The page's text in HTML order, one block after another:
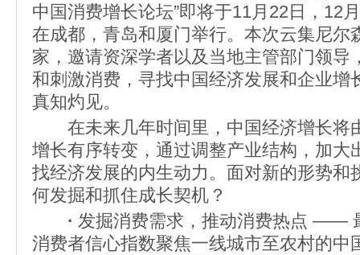
中国消费增长论坛”即将于11月22日，12
在成都，青岛和厦门举行。本次云集尼尔
家，邀请资深学者以及当地主管部门领导
和刺激消费，寻找中国经济发展和企业增
真知灼见。
在未来几年时间里，中国经济增长将
增长有序转变，通过调整产业结构，加大
找经济发展的内生动力。面对新的形势和
何发掘和抓住成长契机？
· 发掘消费需求，推动消费热点 ——
消费者信心指数聚焦一线城市至农村的中